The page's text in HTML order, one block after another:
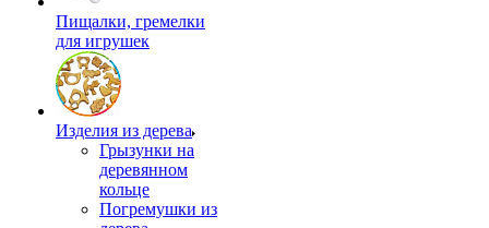
Пищалки, гремелки
для игрушек
Изделия из дерева
Грызунки на
деревянном
кольце
Погремушки из